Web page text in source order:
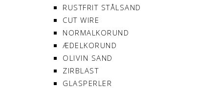
RUSTFRIT STÅLSAND
CUT WIRE
NORMALKORUND
ÆDELKORUND
OLIVIN SAND
ZIRBLAST
GLASPERLER